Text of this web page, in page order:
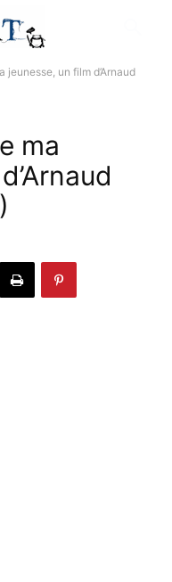
jeunesse, un film d’Arnaud
ma